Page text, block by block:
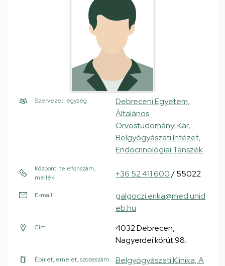
Szervezeti egység
Debreceni Egyetem,
Általános
Orvostudományi Kar,
Belgyógyászati Intézet,
Endocrinológiai Tanszék
Központi telefonszám,
mellék
+36 52 411 600/ 55022
E-mail
galgoczi.erika@med.unid
eb.hu
Cím
4032 Debrecen,
Nagyerdei körút 98.
Épület, emelet, szobaszám
Belgyógyászati Klinika, A